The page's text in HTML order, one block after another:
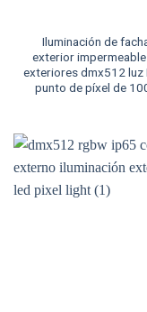
Iluminación de
exterior
exteriores dmx512 luz
punto de píxel de